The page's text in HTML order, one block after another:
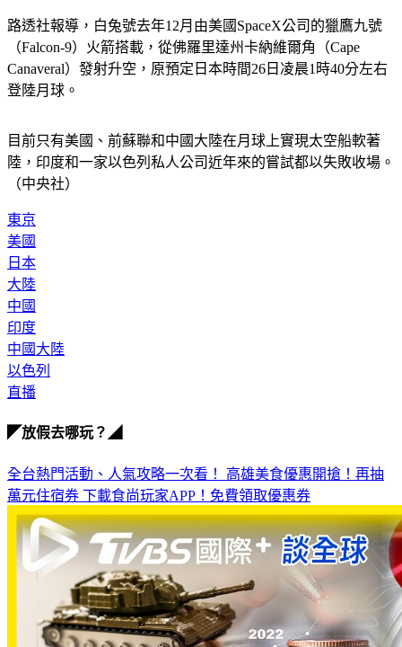
（Falcon-9）火箭搭載，從佛羅里達州卡納維爾角（Cape
Canaveral）發射升空，原預定日本時間26日凌晨1時40分左右
登陸月球。
陸，印度和一家以色列私人公司近年來的嘗試都以失敗收場。
（中央社）
美國
日本
大陸
中國
印度
中國大陸
以色列
直播
萬元住宿券下載食尚玩家APP！免費領取優惠券